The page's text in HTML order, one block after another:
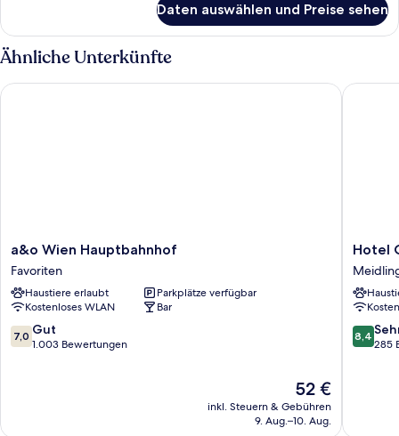
Dormitory
anzeigen
In
4-
Bed
Mixed
Dormitory
Daten auswählen und Preise sehen
Ähnliche Unterkünfte
a&o
Wien
Hauptbahnhof
Favoriten
a&o Wien Hauptbahnhof
Favoriten
Haustiere erlaubt
Parkplätze verfügbar
Kostenloses WLAN
Bar
7.0
von
7,0 Gut
1.003 Bewertungen
Der
Preis
beträgt
52 €
inkl. Steuern & Gebühren
9. Aug.–10. Aug.
a&o Wien Hauptbahnhof
Hotel
Hotel
8.4
von
8,4
285
Hotel